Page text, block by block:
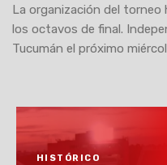
La organización del torneo
los octavos de final.
Tucumán el próximo
HISTÓRICO